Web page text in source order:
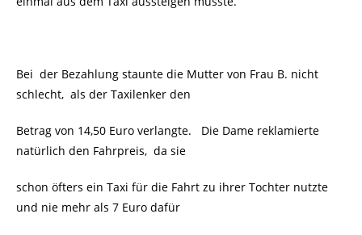
Bei der Bezahlung staunte die Mutter von Frau B. nicht
schlecht, als der Taxilenker den
Betrag von 14,50 Euro verlangte. Die Dame reklamierte
natürlich den Fahrpreis, da sie
schon öfters ein Taxi für die Fahrt zu ihrer Tochter nutzte
und nie mehr als 7 Euro dafür